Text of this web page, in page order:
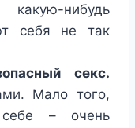
нибудь
себя не так
секс.
Мало того,
– очень